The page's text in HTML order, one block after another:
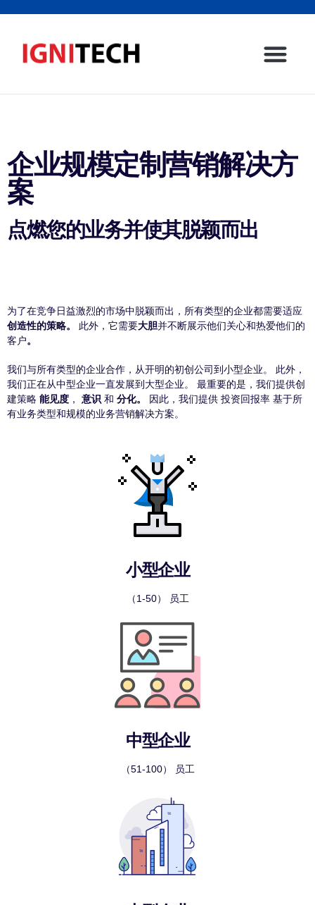
企业规模定制营销解决方
案
点燃您的业务并使其脱颖而出
为了在竞争日益激烈的市场中脱颖而出，所有类型的企业都需要适应
创造性的策略。
此外，它需要大胆并不断展示他们关心和热爱他们的
客户。
我们与所有类型的企业合作，从开明的初创公司到小型企业。 此外，
我们正在从中型企业一直发展到大型企业。 最重要的是，我们提供创
建策略 能见度 ， 意识 和 分化。 因此，我们提供 投资回报率 基于所
有业务类型和规模的业务营销解决方案。
小型企业
（1-50） 员工
中型企业
（51-100） 员工